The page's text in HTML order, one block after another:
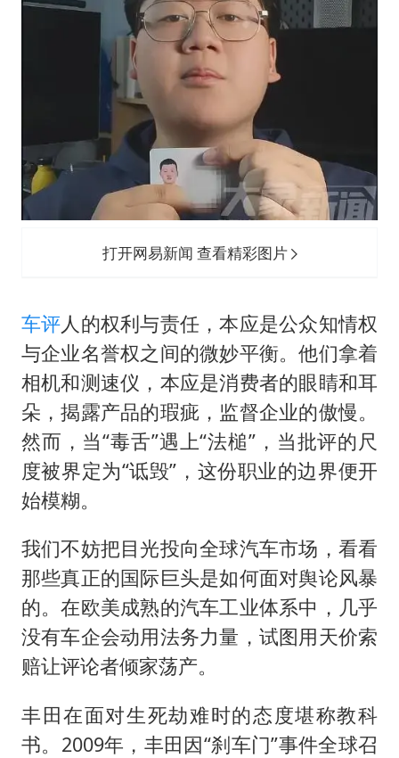
打开网易新闻 查看精彩图片
车评人的权利与责任，本应是公众知情权
与企业名誉权之间的微妙平衡。他们拿着
相机和测速仪，本应是消费者的眼睛和耳
朵，揭露产品的瑕疵，监督企业的傲慢。
然而，当“毒舌”遇上“法槌”，当批评的尺
度被界定为“诋毁”，这份职业的边界便开
始模糊。
我们不妨把目光投向全球汽车市场，看看
那些真正的国际巨头是如何面对舆论风暴
的。在欧美成熟的汽车工业体系中，几乎
没有车企会动用法务力量，试图用天价索
赔让评论者倾家荡产。
丰田在面对生死劫难时的态度堪称教科
书。2009年，丰田因“刹车门”事件全球召